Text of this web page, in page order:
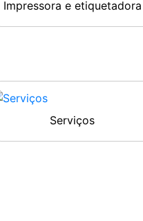
Impressora e etiquetadora
Serviços